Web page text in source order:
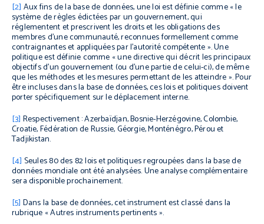
[2] Aux fins de la base de données, une loi est définie comme « le
système de règles édictées par un gouvernement, qui
réglementent et prescrivent les droits et les obligations des
membres d’une communauté, reconnues formellement comme
contraignantes et appliquées par l’autorité compétente ». Une
politique est définie comme « une directive qui décrit les principaux
objectifs d’un gouvernement (ou d’une partie de celui-ci), de même
que les méthodes et les mesures permettant de les atteindre ». Pour
être incluses dans la base de données, ces lois et politiques doivent
porter spécifiquement sur le déplacement interne.
[3] Respectivement : Azerbaïdjan, Bosnie-Herzégovine, Colombie,
Croatie, Fédération de Russie, Géorgie, Monténégro, Pérou et
Tadjikistan.
[4] Seules 80 des 82 lois et politiques regroupées dans la base de
données mondiale ont été analysées. Une analyse complémentaire
sera disponible prochainement.
[5] Dans la base de données, cet instrument est classé dans la
rubrique « Autres instruments pertinents ».